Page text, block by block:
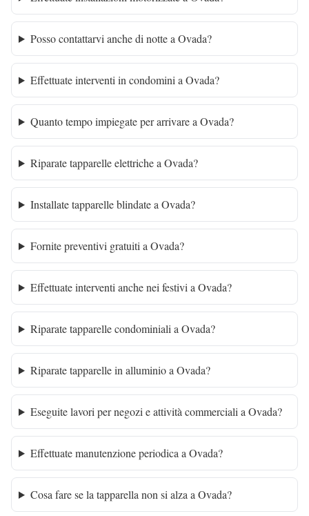
Posso contattarvi anche di notte a Ovada?
Effettuate interventi in condomini a Ovada?
Quanto tempo impiegate per arrivare a Ovada?
Riparate tapparelle elettriche a Ovada?
Installate tapparelle blindate a Ovada?
Fornite preventivi gratuiti a Ovada?
Effettuate interventi anche nei festivi a Ovada?
Riparate tapparelle condominiali a Ovada?
Riparate tapparelle in alluminio a Ovada?
Eseguite lavori per negozi e attività commerciali a Ovada?
Effettuate manutenzione periodica a Ovada?
Cosa fare se la tapparella non si alza a Ovada?